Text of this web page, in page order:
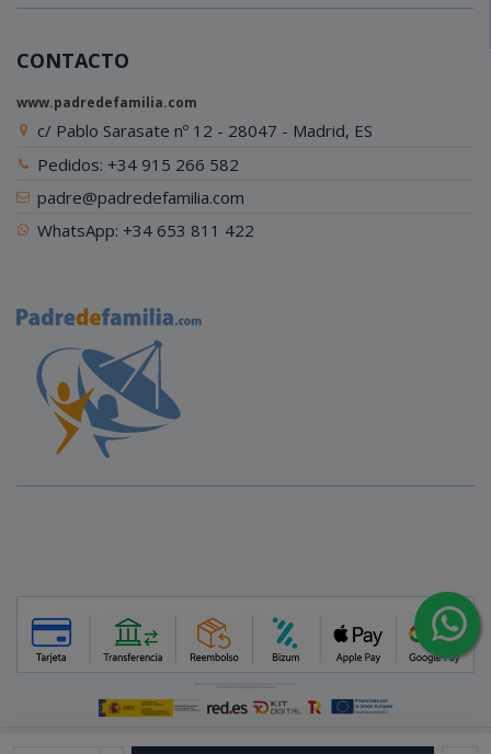
CONTACTO
www.padredefamilia.com
c/ Pablo Sarasate nº 12 - 28047 - Madrid, ES
Pedidos: +34 915 266 582
padre@padredefamilia.com
WhatsApp: +34 653 811 422